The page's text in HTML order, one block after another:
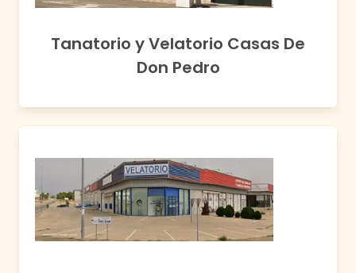
Tanatorio y Velatorio Casas De
Don Pedro